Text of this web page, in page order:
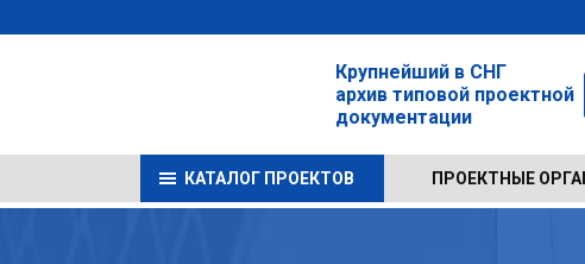
Крупнейший в СНГ
архив типовой проектной
документации
КАТАЛОГ ПРОЕКТОВ ПРОЕКТНЫЕ